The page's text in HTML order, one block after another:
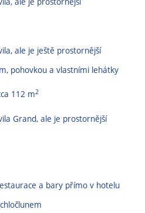
ale je ještě prostornější
pohovkou a vlastními lehátky
112 m2
Grand, ale je prostornější
a bary přímo v hotelu